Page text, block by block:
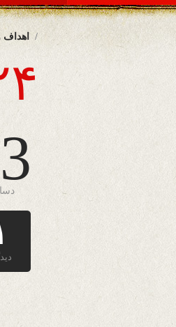
اهداف
۲۴